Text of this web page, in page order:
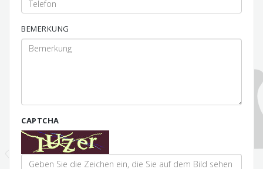
BEMERKUNG
CAPTCHA